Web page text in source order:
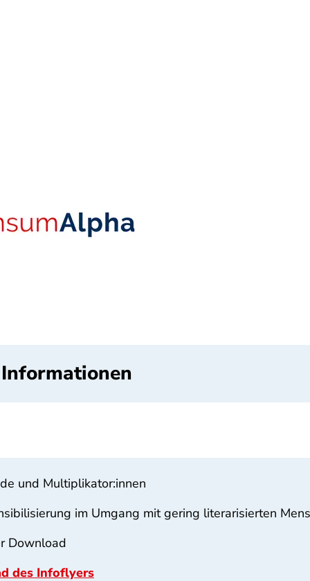
und Multiplikator:innen
im Umgang mit gering literarisierten
Download
des Infoflyers